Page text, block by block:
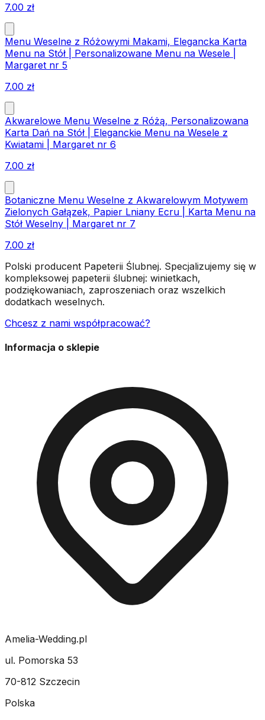
7.00 zł
Menu Weselne z Różowymi Makami, Elegancka Karta
Menu na Stół | Personalizowane Menu na Wesele |
Margaret nr 5
7.00 zł
Akwarelowe Menu Weselne z Różą, Personalizowana
Karta Dań na Stół | Eleganckie Menu na Wesele z
Kwiatami | Margaret nr 6
7.00 zł
Botaniczne Menu Weselne z Akwarelowym Motywem
Zielonych Gałązek, Papier Lniany Ecru | Karta Menu na
Stół Weselny | Margaret nr 7
7.00 zł
Polski producent Papeterii Ślubnej. Specjalizujemy się w
kompleksowej papeterii ślubnej: winietkach,
podziękowaniach, zaproszeniach oraz wszelkich
dodatkach weselnych.
Chcesz z nami współpracować?
Informacja o sklepie
Amelia-Wedding.pl
ul. Pomorska 53
70-812 Szczecin
Polska